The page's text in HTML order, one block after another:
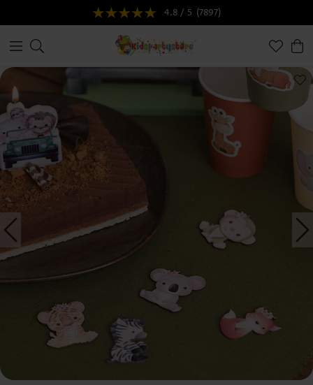
4.8 / 5 (7897)